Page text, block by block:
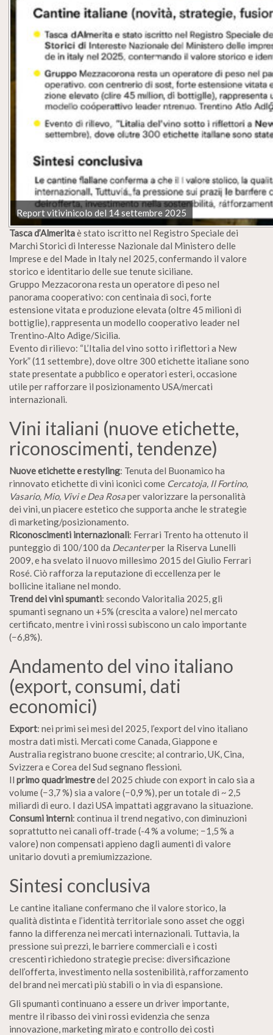
Report vitivinicolo del 14 settembre 2025
Tasca d’Almeritaè stato iscritto nel Registro Speciale dei
Marchi Storici di Interesse Nazionale dal Ministero delle
Imprese e del Made in Italy nel 2025, confermando il valore
storico e identitario delle sue tenute siciliane.
Gruppo Mezzacorona resta un operatore di peso nel
panorama cooperativo: con centinaia di soci, forte
estensione vitata e produzione elevata (oltre 45 milioni di
bottiglie), rappresenta un modello cooperativo leader nel
Trentino‑Alto Adige/Sicilia.
Evento di rilievo: “L’Italia del vino sotto i riflettori a New
York” (11 settembre), dove oltre 300 etichette italiane sono
state presentate a pubblico e operatori esteri, occasione
utile per rafforzare il posizionamento USA/mercati
internazionali.
Vini italiani (nuove etichette,
riconoscimenti, tendenze)
Nuove etichette e restyling: Tenuta del Buonamico ha
rinnovato etichette di vini iconici come Cercatoja, Il Fortino,
Vasario, Mio, Vivi e Dea Rosaper valorizzare la personalità
dei vini, un piacere estetico che supporta anche le strategie
di marketing/posizionamento.
Riconoscimenti internazionali: Ferrari Trento ha ottenuto il
punteggio di 100/100 da Decanterper la Riserva Lunelli
2009, e ha svelato il nuovo millesimo 2015 del Giulio Ferrari
Rosé. Ciò rafforza la reputazione di eccellenza per le
bollicine italiane nel mondo.
Trend dei vini spumanti: secondo Valoritalia 2025, gli
spumanti segnano un +5% (crescita a valore) nel mercato
certificato, mentre i vini rossi subiscono un calo importante
(−6,8%).
Andamento del vino italiano
(export, consumi, dati
economici)
Export: nei primi sei mesi del 2025, l’export del vino italiano
mostra dati misti. Mercati come Canada, Giappone e
Australia registrano buone crescite; al contrario, UK, Cina,
Svizzera e Corea del Sud segnano flessioni.
Il primo quadrimestredel 2025 chiude con export in calo sia a
volume (−3,7 %) sia a valore (−0,9 %), per un totale di ~ 2,5
miliardi di euro. I dazi USA impattati aggravano la situazione.
Consumi interni: continua il trend negativo, con diminuzioni
soprattutto nei canali off‑trade (-4 % a volume; −1,5 % a
valore) non compensati appieno dagli aumenti di valore
unitario dovuti a premiumizzazione.
Sintesi conclusiva
Le cantine italiane confermano che il valore storico, la
qualità distinta e l’identità territoriale sono asset che oggi
fanno la differenza nei mercati internazionali. Tuttavia, la
pressione sui prezzi, le barriere commerciali e i costi
crescenti richiedono strategie precise: diversificazione
dell’offerta, investimento nella sostenibilità, rafforzamento
del brand nei mercati più stabili o in via di espansione.
Gli spumanti continuano a essere un driver importante,
mentre il ribasso dei vini rossi evidenzia che senza
innovazione, marketing mirato e controllo dei costi